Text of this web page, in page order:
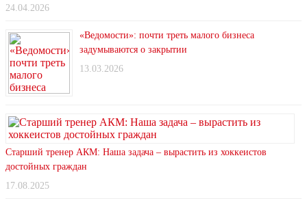
24.04.2026
«Ведомости»: почти треть малого бизнеса
задумываются о закрытии
13.03.2026
Старший тренер АКМ: Наша задача – вырастить из хоккеистов
достойных граждан
17.08.2025